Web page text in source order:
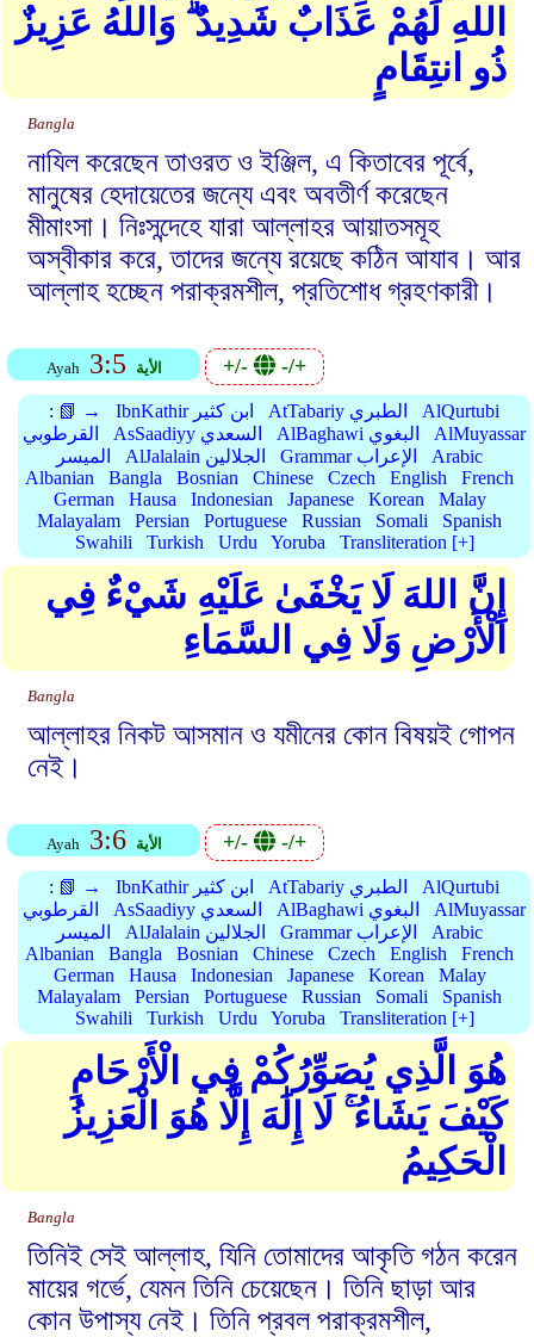
اللهِ لَهُمْ عَذَابٌ شَدِيدٌ ۗ وَاللهُ عَزِيزٌ
ذُو انتِقَامٍ
Bangla
নাযিল করেছেন তাওরত ও ইঞ্জিল, এ কিতাবের পূর্বে,
মানুষের হেদায়েতের জন্যে এবং অবতীর্ণ করেছেন
মীমাংসা। নিঃসন্দেহে যারা আল্লাহর আয়াতসমূহ
অস্বীকার করে, তাদের জন্যে রয়েছে কঠিন আযাব। আর
আল্লাহ হচ্ছেন পরাক্রমশীল, প্রতিশোধ গ্রহণকারী।
Ayah 3:5 الأية +/- -/+
: 📗 → IbnKathir ابن كثير AtTabariy الطبري
AlQurtubi
القرطوبي
AsSaadiyy السعدي AlBaghawi البغوي
AlMuyassar
الميسر
AlJalalain الجلالين Grammar الإعراب
Arabic
Albanian
Bangla Bosnian Chinese Czech English
French
German
Hausa Indonesian Japanese Korean
Malay
Malayalam
Persian Portuguese Russian Somali
Spanish
Swahili
Turkish Urdu Yoruba Transliteration [+]
إِنَّ اللهَ لَا يَخْفَىٰ عَلَيْهِ شَيْءٌ فِي
الْأَرْضِ وَلَا فِي السَّمَاءِ
Bangla
আল্লাহর নিকট আসমান ও যমীনের কোন বিষয়ই গোপন
নেই।
Ayah 3:6 الأية +/- -/+
: 📗 → IbnKathir ابن كثير AtTabariy الطبري
AlQurtubi
القرطوبي
AsSaadiyy السعدي AlBaghawi البغوي
AlMuyassar
الميسر
AlJalalain الجلالين Grammar الإعراب
Arabic
Albanian
Bangla Bosnian Chinese Czech English
French
German
Hausa Indonesian Japanese Korean
Malay
Malayalam
Persian Portuguese Russian Somali
Spanish
Swahili
Turkish Urdu Yoruba Transliteration [+]
هُوَ الَّذِي يُصَوِّرُكُمْ فِي الْأَرْحَامِ
كَيْفَ يَشَاءُ ۚ لَا إِلَٰهَ إِلَّا هُوَ الْعَزِيزُ
الْحَكِيمُ
Bangla
তিনিই সেই আল্লাহ, যিনি তোমাদের আকৃতি গঠন করেন
মায়ের গর্ভে, যেমন তিনি চেয়েছেন। তিনি ছাড়া আর
কোন উপাস্য নেই। তিনি প্রবল পরাক্রমশীল,